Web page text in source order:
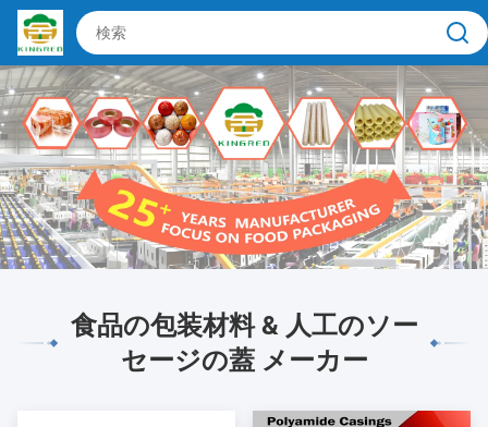
食品の包装材料 & 人工のソー
セージの蓋 メーカー